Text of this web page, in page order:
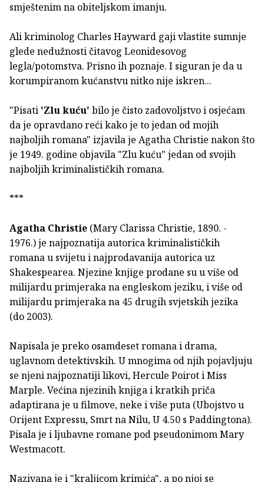
smještenim na obiteljskom imanju.
Ali kriminolog Charles Hayward gaji vlastite sumnje
glede nedužnosti čitavog Leonidesovog
legla/potomstva. Prisno ih poznaje. I siguran je da u
korumpiranom kućanstvu nitko nije iskren...
"Pisati 'Zlu kuću' bilo je čisto zadovoljstvo i osjećam
da je opravdano reći kako je to jedan od mojih
najboljih romana" izjavila je Agatha Christie nakon što
je 1949. godine objavila "Zlu kuću" jedan od svojih
najboljih kriminalističkih romana.
***
Agatha Christie (Mary Clarissa Christie, 1890. -
1976.) je najpoznatija autorica kriminalističkih
romana u svijetu i najprodavanija autorica uz
Shakespearea. Njezine knjige prodane su u više od
milijardu primjeraka na engleskom jeziku, i više od
milijardu primjeraka na 45 drugih svjetskih jezika
(do 2003).
Napisala je preko osamdeset romana i drama,
uglavnom detektivskih. U mnogima od njih pojavljuju
se njeni najpoznatiji likovi, Hercule Poirot i Miss
Marple. Većina njezinih knjiga i kratkih priča
adaptirana je u filmove, neke i više puta (Ubojstvo u
Orijent Expressu, Smrt na Nilu, U 4.50 s Paddingtona).
Pisala je i ljubavne romane pod pseudonimom Mary
Westmacott.
Nazivana je i "kraljicom krimića", a po njoj se